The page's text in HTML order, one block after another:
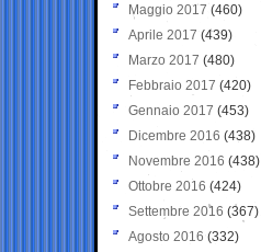
Maggio 2017 (460)
Aprile 2017 (439)
Marzo 2017 (480)
Febbraio 2017 (420)
Gennaio 2017 (453)
Dicembre 2016 (438)
Novembre 2016 (438)
Ottobre 2016 (424)
Settembre 2016 (367)
Agosto 2016 (332)